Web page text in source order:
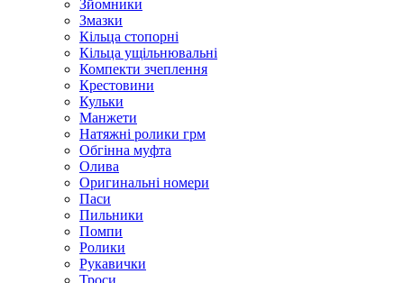
Зйомники
Змазки
Кільца стопорні
Кільца ущільнювальні
Компекти зчеплення
Крестовини
Кульки
Манжети
Натяжні ролики грм
Обгінна муфта
Олива
Оригинальні номери
Паси
Пильники
Помпи
Ролики
Рукавички
Троси